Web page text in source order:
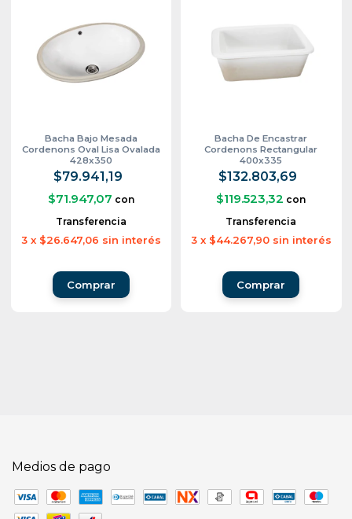
Bacha Bajo Mesada
Cordenons Oval Lisa Ovalada
428x350
$79.941,19
$71.947,07 con
Transferencia
3 x $26.647,06 sin interés
Bacha De Encastrar
Cordenons Rectangular
400x335
$132.803,69
$119.523,32 con
Transferencia
3 x $44.267,90 sin interés
Medios de pago